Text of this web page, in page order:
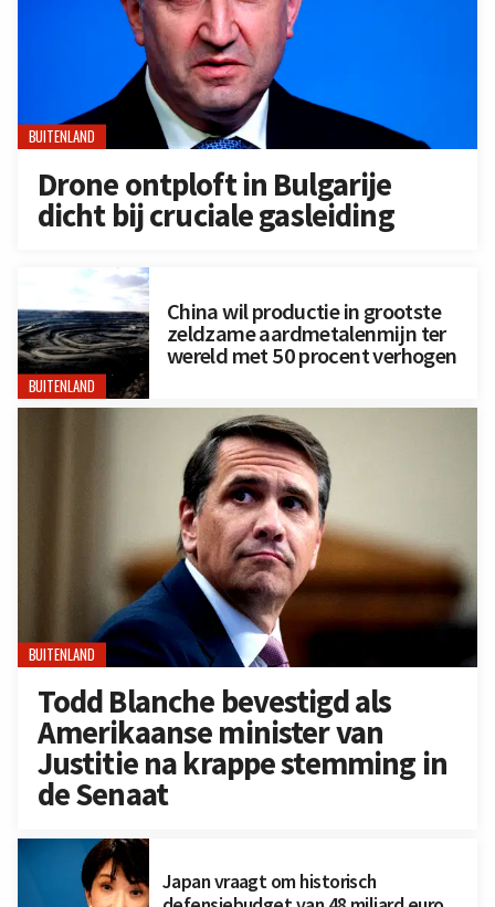
BUITENLAND
Drone ontploft in Bulgarije
dicht bij cruciale gasleiding
BUITENLAND
China wil productie in grootste
zeldzame aardmetalenmijn ter
wereld met 50 procent verhogen
BUITENLAND
Todd Blanche bevestigd als
Amerikaanse minister van
Justitie na krappe stemming in
de Senaat
Japan vraagt om historisch